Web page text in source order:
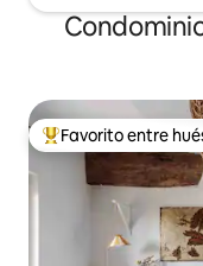
Favorito entre
Favorito entre